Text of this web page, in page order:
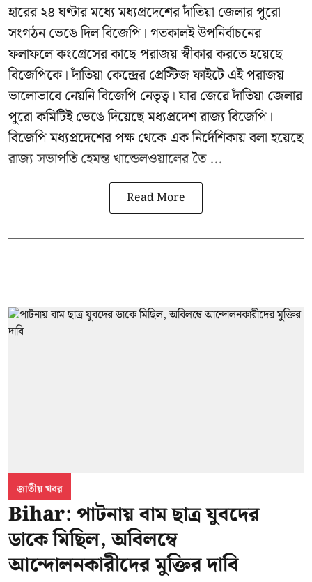
হারের ২৪ ঘণ্টার মধ্যে মধ্যপ্রদেশের দাঁতিয়া জেলার পুরো
সংগঠন ভেঙে দিল বিজেপি। গতকালই উপনির্বাচনের
ফলাফলে কংগ্রেসের কাছে পরাজয় স্বীকার করতে হয়েছে
বিজেপিকে। দাঁতিয়া কেন্দ্রের প্রেস্টিজ ফাইটে এই পরাজয়
ভালোভাবে নেয়নি বিজেপি নেতৃত্ব। যার জেরে দাঁতিয়া জেলার
পুরো কমিটিই ভেঙে দিয়েছে মধ্যপ্রদেশ রাজ্য বিজেপি।
বিজেপি মধ্যপ্রদেশের পক্ষ থেকে এক নির্দেশিকায় বলা হয়েছে
রাজ্য সভাপতি হেমন্ত খান্ডেলওয়ালের তৈ ...
Read More
জাতীয় খবর
Bihar: পাটনায় বাম ছাত্র যুবদের
ডাকে মিছিল, অবিলম্বে
আন্দোলনকারীদের মুক্তির দাবি